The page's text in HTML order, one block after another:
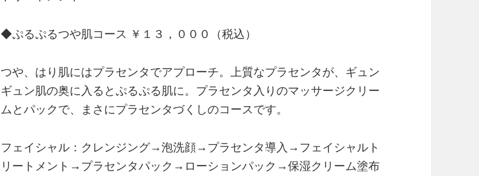
◆ぷるぷるつや肌コース ￥１３，０００（税込）
つや、はり肌にはプラセンタでアプローチ。上質なプラセンタが、ギュン
ギュン肌の奥に入るとぷるぷる肌に。プラセンタ入りのマッサージクリー
ムとパックで、まさにプラセンタづくしのコースです。
フェイシャル：クレンジング→泡洗顔→プラセンタ導入→フェイシャルト
リートメント→プラセンタパック→ローションパック→保湿クリーム塗布